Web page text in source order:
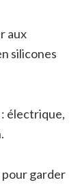
aux
silicones
électrique,
pour garder